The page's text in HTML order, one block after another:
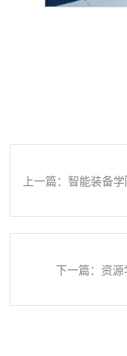
上一篇：智能装备
下一篇：资